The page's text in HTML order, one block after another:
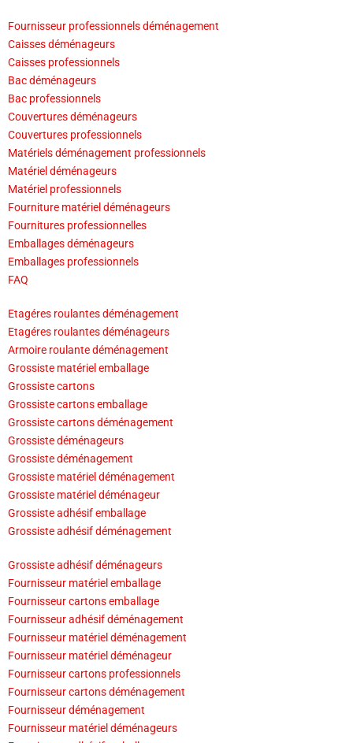
Fournisseur professionnels déménagement
Caisses déménageurs
Caisses professionnels
Bac déménageurs
Bac professionnels
Couvertures déménageurs
Couvertures professionnels
Matériels déménagement professionnels
Matériel déménageurs
Matériel professionnels
Fourniture matériel déménageurs
Fournitures professionnelles
Emballages déménageurs
Emballages professionnels
FAQ
Etagéres roulantes déménagement
Etagéres roulantes déménageurs
Armoire roulante déménagement
Grossiste matériel emballage
Grossiste cartons
Grossiste cartons emballage
Grossiste cartons déménagement
Grossiste déménageurs
Grossiste déménagement
Grossiste matériel déménagement
Grossiste matériel déménageur
Grossiste adhésif emballage
Grossiste adhésif déménagement
Grossiste adhésif déménageurs
Fournisseur matériel emballage
Fournisseur cartons emballage
Fournisseur adhésif déménagement
Fournisseur matériel déménagement
Fournisseur matériel déménageur
Fournisseur cartons professionnels
Fournisseur cartons déménagement
Fournisseur déménagement
Fournisseur matériel déménageurs